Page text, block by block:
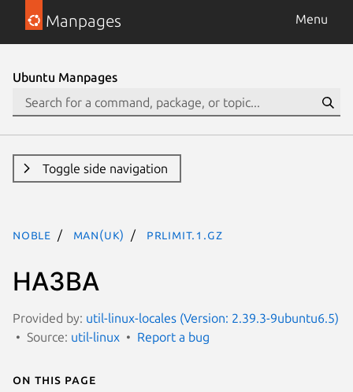
Manpages Menu
Ubuntu Manpages
Toggle side navigation
noble man(uk) prlimit.1.gz
НАЗВА
Provided by: util-linux-locales (Version: 2.39.3-9ubuntu6.5)
Source: util-linux Report a bug
On this page